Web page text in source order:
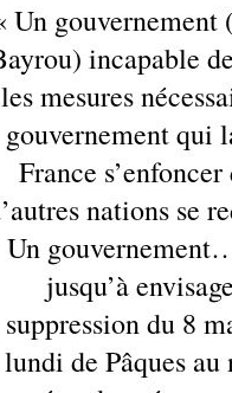
Un gouvernement
incapable
les mesures
gouvernement qui
France
nations se
Un
jusqu’à
suppression du 8
lundi de Pâques au